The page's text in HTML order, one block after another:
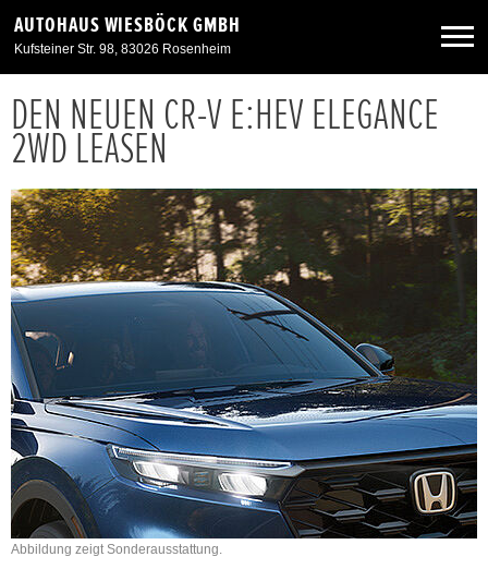
AUTOHAUS WIESBÖCK GMBH
Kufsteiner Str. 98, 83026 Rosenheim
Neuwagen
Angebote
Service & Zubehör
Unser Autohaus
DEN NEUEN CR-V E:HEV ELEGANCE
2WD LEASEN
Abbildung zeigt Sonderausstattung.